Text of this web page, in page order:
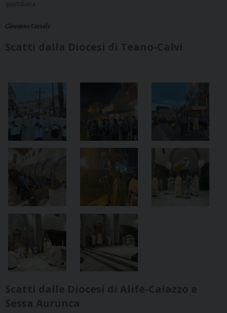
quotidiana.
Giovanna Corsale